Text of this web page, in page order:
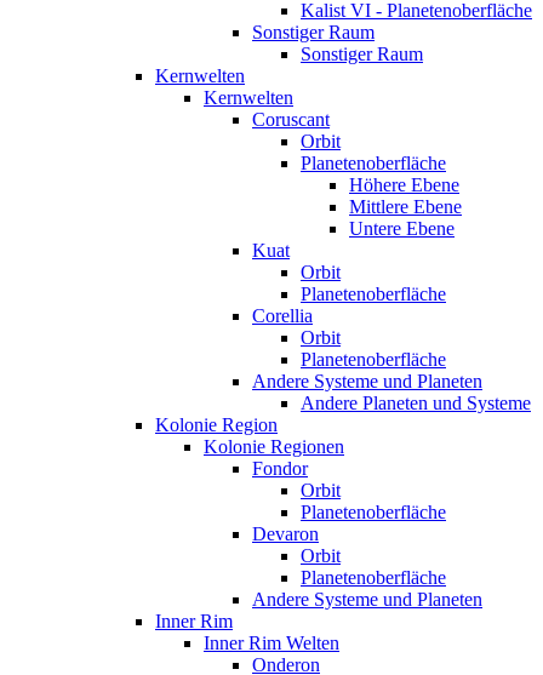
Kalist VI - Planetenoberfläche
Sonstiger Raum
Sonstiger Raum
Kernwelten
Kernwelten
Coruscant
Orbit
Planetenoberfläche
Höhere Ebene
Mittlere Ebene
Untere Ebene
Kuat
Orbit
Planetenoberfläche
Corellia
Orbit
Planetenoberfläche
Andere Systeme und Planeten
Andere Planeten und Systeme
Kolonie Region
Kolonie Regionen
Fondor
Orbit
Planetenoberfläche
Devaron
Orbit
Planetenoberfläche
Andere Systeme und Planeten
Inner Rim
Inner Rim Welten
Onderon